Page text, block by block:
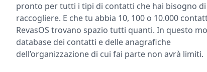
pronto per tutti i tipi di contatti che hai bisogno di
raccogliere. E che tu abbia 10, 100 o 10.000
RevasOS trovano spazio tutti quanti. In questo
database dei contatti e delle anagrafiche
dell’organizzazione di cui fai parte non avrà limiti.